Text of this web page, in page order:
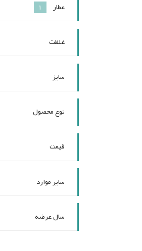
عطار 1
غلظت
سایز
نوع محصول
قیمت
سایر موارد
سال عرضه